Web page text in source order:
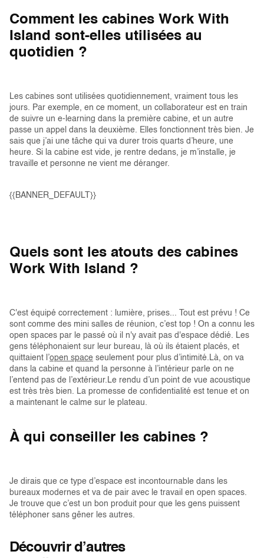
Comment les cabines Work With
Island sont-elles utilisées au
quotidien ?
Les cabines sont utilisées quotidiennement, vraiment tous les
jours. Par exemple, en ce moment, un collaborateur est en train
de suivre un e-learning dans la première cabine, et un autre
passe un appel dans la deuxième. Elles fonctionnent très bien. Je
sais que j’ai une tâche qui va durer trois quarts d’heure, une
heure. Si la cabine est vide, je rentre dedans, je m’installe, je
travaille et personne ne vient me déranger.
{{BANNER_DEFAULT}}
Quels sont les atouts des cabines
Work With Island ?
C'est équipé correctement : lumière, prises... Tout est prévu ! Ce
sont comme des mini salles de réunion, c’est top ! On a connu les
open spaces par le passé où il n'y avait pas d'espace dédié. Les
gens téléphonaient sur leur bureau, là où ils étaient placés, et
quittaient l’open space seulement pour plus d’intimité.Là, on va
dans la cabine et quand la personne à l’intérieur parle on ne
l’entend pas de l’extérieur.Le rendu d’un point de vue acoustique
est très très bien. La promesse de confidentialité est tenue et on
a maintenant le calme sur le plateau.
À qui conseiller les cabines ?
Je dirais que ce type d’espace est incontournable dans les
bureaux modernes et va de pair avec le travail en open spaces.
Je trouve que c’est un bon produit pour que les gens puissent
téléphoner sans gêner les autres.
Découvrir d’autres